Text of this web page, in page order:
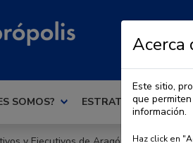
SOMOS? ESTRATEGIA
Acerca
Este sitio,
que
información.
Haz click en